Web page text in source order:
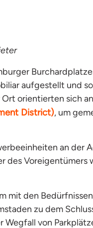
aufgestellt und
orientierten sich
District), um
an der
des Voreigentümers
mit den
zu dem
Wegfall von